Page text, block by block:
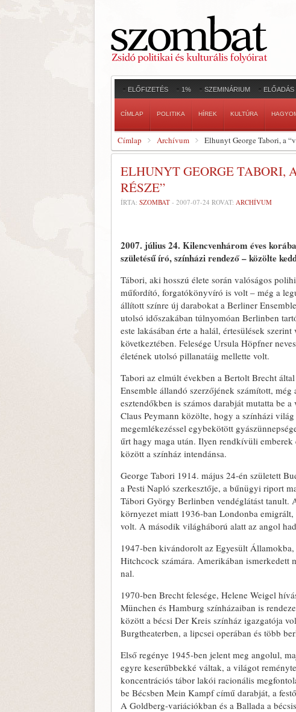
ELŐFIZETÉS 1% SZEMINÁRIUM ELŐADÁS
CÍMLAP POLITIKA HÍREK KULTÚRA
Címlap Archívum Elhunyt George Tabori, a
ELHUNYT GEORGE TABORI,
RÉSZE”
ÍRTA: SZOMBAT - 2007-07-24 ROVAT: ARCHÍVUM
2007. július 24. Kilencvenhárom éves
születésű író, színházi rendező – közölte
Tábori, aki hosszú élete során valóságos
műfordító, forgatókönyvíró is volt – még a
állított színre új darabokat a Berliner
utolsó időszakában túlnyomóan Berlinben
este lakásában érte a halál, értesülések szerint
következtében. Felesége Ursula Höpfner
életének utolsó pillanatáig mellette volt.
Tabori az elmúlt években a Bertolt Brecht
Ensemble állandó szerzőjének számított, még
esztendőkben is számos darabját mutatta be
Claus Peymann közölte, hogy a színházi
megemlékezéssel egybekötött
űrt hagy maga után. Ilyen rendkívüli
között a színház intendánsa.
George Tabori 1914. május 24-én született
a Pesti Napló szerkesztője, a bűnügyi riport
Tábori György Berlinben vendéglátást tanult.
környezet miatt 1936-ban Londonba
volt. A második világháború alatt az angol
1947-ben kivándorolt az Egyesült
Hitchcock számára. Amerikában ismerkedett
nal.
1970-ben Brecht felesége, Helene Weigel
München és Hamburg színházaiban is
között a bécsi Der Kreis színház igazgatója
Burgtheaterben, a lipcsei operában és több
Első regénye 1945-ben jelent meg angolul,
egyre keserűbbekké váltak, a világot
koncentrációs tábor lakói racionális
be Bécsben Mein Kampf című darabját, a
A Goldberg-variációkban és a Ballada a